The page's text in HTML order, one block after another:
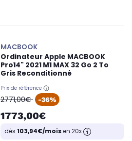
MACBOOK
Ordinateur Apple MACBOOK
Pro14" 2021 M1 MAX 32 Go 2 To
Gris Reconditionné
Prix de référence
oldPrice
2771,00€ -36%
1773,00€
dès 103,94€/moisen 20x